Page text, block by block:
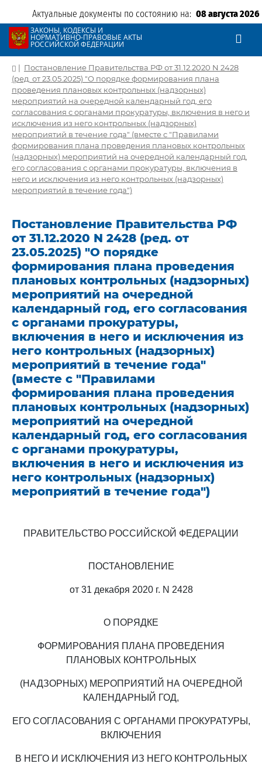
Актуальные документы по состоянию на: 08 августа 2026
ЗАКОНЫ, КОДЕКСЫ И
НОРМАТИВНО-ПРАВОВЫЕ АКТЫ
РОССИЙСКОЙ ФЕДЕРАЦИИ
| Постановление Правительства РФ от 31.12.2020 N 2428
(ред. от 23.05.2025) "О порядке формирования плана
проведения плановых контрольных (надзорных)
мероприятий на очередной календарный год, его
согласования с органами прокуратуры, включения в него и
исключения из него контрольных (надзорных)
мероприятий в течение года" (вместе с "Правилами
формирования плана проведения плановых контрольных
(надзорных) мероприятий на очередной календарный год,
его согласования с органами прокуратуры, включения в
него и исключения из него контрольных (надзорных)
мероприятий в течение года")
Постановление Правительства РФ
от 31.12.2020 N 2428 (ред. от
23.05.2025) "О порядке
формирования плана проведения
плановых контрольных (надзорных)
мероприятий на очередной
календарный год, его согласования
с органами прокуратуры,
включения в него и исключения из
него контрольных (надзорных)
мероприятий в течение года"
(вместе с "Правилами
формирования плана проведения
плановых контрольных (надзорных)
мероприятий на очередной
календарный год, его согласования
с органами прокуратуры,
включения в него и исключения из
него контрольных (надзорных)
мероприятий в течение года")
ПРАВИТЕЛЬСТВО РОССИЙСКОЙ ФЕДЕРАЦИИ
ПОСТАНОВЛЕНИЕ
от 31 декабря 2020 г. N 2428
О ПОРЯДКЕ
ФОРМИРОВАНИЯ ПЛАНА ПРОВЕДЕНИЯ
ПЛАНОВЫХ КОНТРОЛЬНЫХ
(НАДЗОРНЫХ) МЕРОПРИЯТИЙ НА ОЧЕРЕДНОЙ
КАЛЕНДАРНЫЙ ГОД,
ЕГО СОГЛАСОВАНИЯ С ОРГАНАМИ ПРОКУРАТУРЫ,
ВКЛЮЧЕНИЯ
В НЕГО И ИСКЛЮЧЕНИЯ ИЗ НЕГО КОНТРОЛЬНЫХ